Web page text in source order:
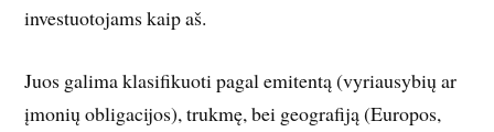
investuotojams kaip aš.
Juos galima klasifikuoti pagal emitentą (vyriausybių ar
įmonių obligacijos), trukmę, bei geografiją (Europos,